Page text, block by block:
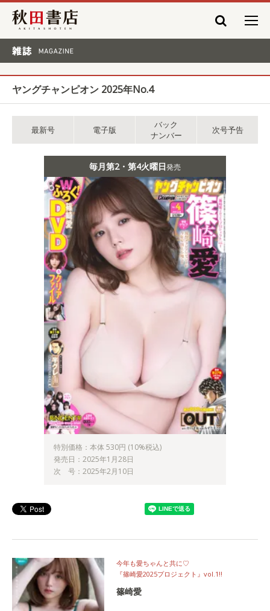
秋田書店
ヤングチャンピオン 2025年No.4
最新号 電子版
バック
ナンバー
次号予告
毎月第2・第4火曜日発売
特別価格：本体 530円 (10%税込)
発売日：2025年1月28日
次 号：2025年2月10日
今年も愛ちゃんと共に♡
『篠崎愛2025プロジェクト』vol.1‼
篠崎愛